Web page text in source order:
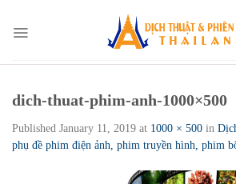
content
dich-thuat-phim-anh-1000×500
Published January 11, 2019 at 1000 × 500 in
phụ đề phim điện ảnh, phim truyền hình, phim